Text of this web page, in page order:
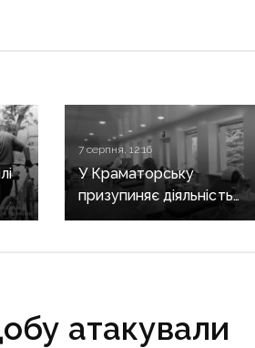
з
7 серпня, 12:16
У Краматорську
призупиняє діяльність
станція переливання
атакували